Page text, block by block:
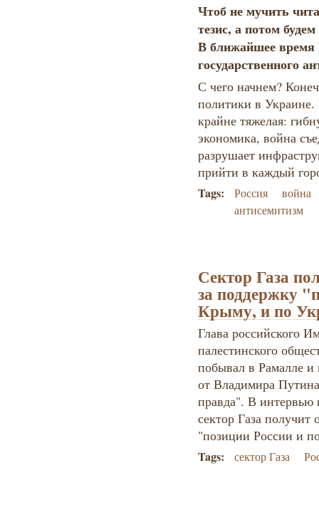
Чтоб не мучить
тезис, а потом
В ближайшее время
государственного
С чего начнем?
политики в
крайне тяжелая:
экономика, война
разрушает
прийти в каждый
Tags: Россия
война
антисемитизм
Сектор Газа
за поддержку
Крыму, и по
Глава российского
палестинского
побывал в Рамалле
от Владимира
правда". В интервью
сектор Газа
"позиции России и
Tags: сектор Газа